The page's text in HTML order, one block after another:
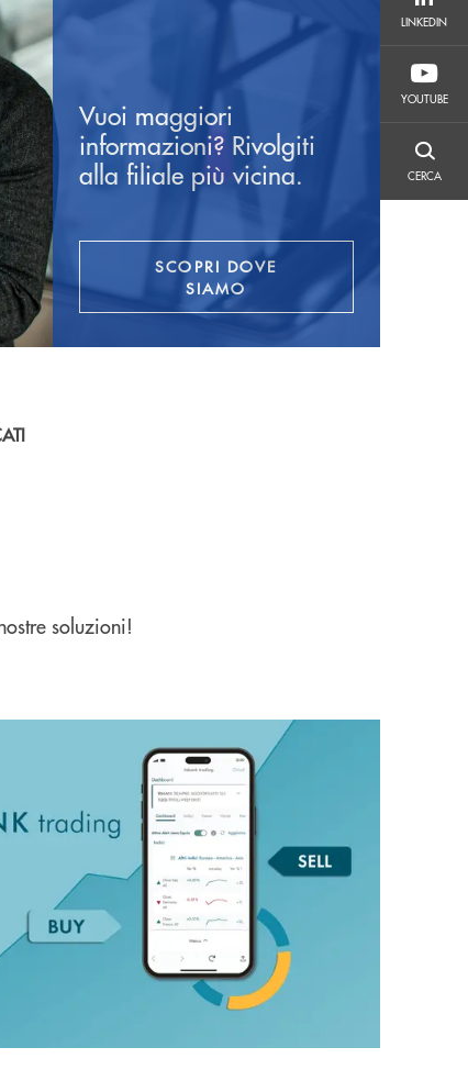
LINKEDIN
YOUTUBE
CERCA
CERCA
Vuoi maggiori
informazioni? Rivolgiti
alla filiale più vicina.
SCOPRI DOVE
SIAMO
soluzioni!